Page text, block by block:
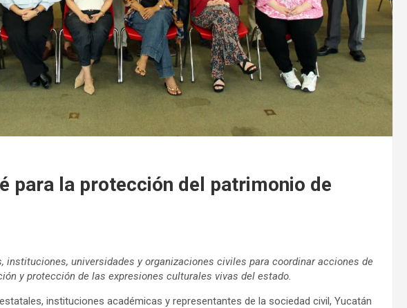
para la protección del patrimonio de
instituciones, universidades y organizaciones civiles para coordinar acciones de
y protección de las expresiones culturales vivas del estado.
instituciones académicas y representantes de la sociedad civil, Yucatán